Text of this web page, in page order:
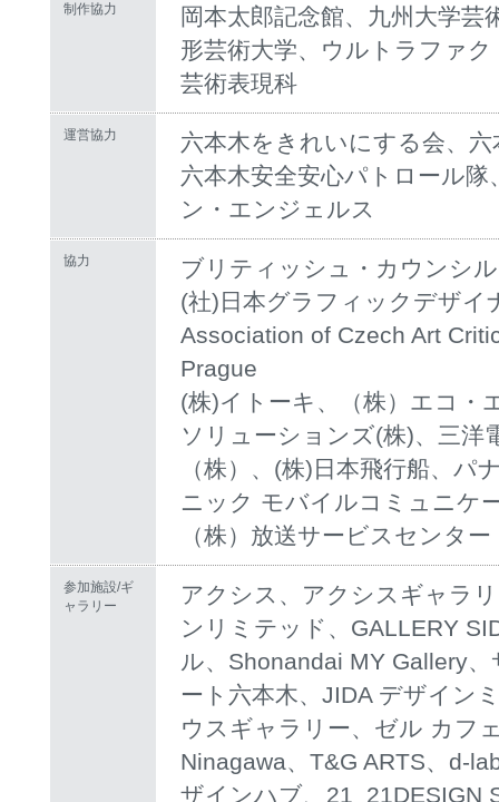
制作協力
岡本太郎記念館、九州大学芸
形芸術大学、ウルトラファ
芸術表現科
運営協力
六本木をきれいにする会、
六本木安全安心パトロール
ン・エンジェルス
協力
ブリティッシュ・カウンシ
(社)日本グラフィックデザイ
Association of Czech Art
Prague
(株)イトーキ、（株）エコ・
ソリューションズ(株)、三洋
（株）、(株)日本飛行船、
ニック モバイルコミュニケ
（株）放送サービスセンター
参加施設/ギ
ャラリー
アクシス、アクシスギャラ
ンリミテッド、GALLERY
ル、Shonandai MY Gallery
ート六本木、JIDA デザイン
ウスギャラリー、ゼル カフ
Ninagawa、T&G ARTS、d-
ザインハブ、21_21DESIGN